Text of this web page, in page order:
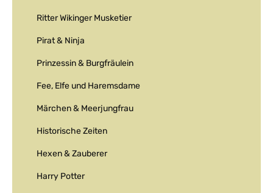
Ritter Wikinger Musketier
Pirat & Ninja
Prinzessin & Burgfräulein
Fee, Elfe und Haremsdame
Märchen & Meerjungfrau
Historische Zeiten
Hexen & Zauberer
Harry Potter